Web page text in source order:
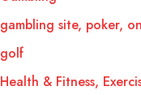
gambling site, poker,
golf
Health & Fitness,